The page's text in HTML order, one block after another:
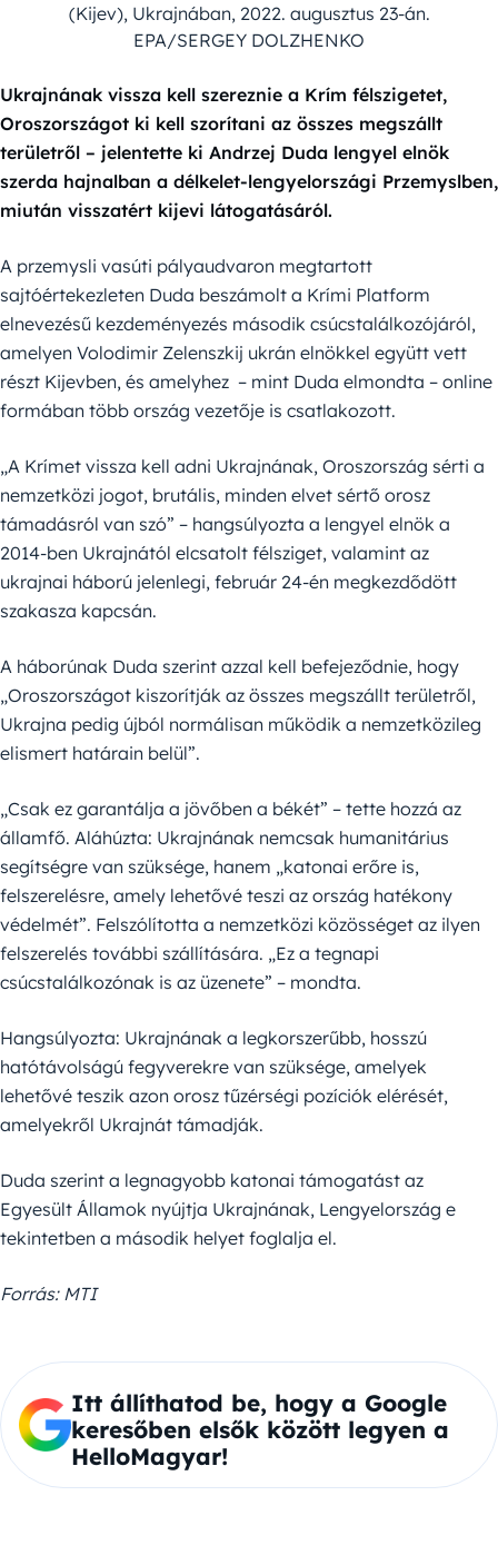
(Kijev), Ukrajnában, 2022. augusztus 23-án.
EPA/SERGEY DOLZHENKO
Ukrajnának vissza kell szereznie a Krím félszigetet,
Oroszországot ki kell szorítani az összes megszállt
területről – jelentette ki Andrzej Duda lengyel elnök
szerda hajnalban a délkelet-lengyelországi Przemyslben,
miután visszatért kijevi látogatásáról.
A przemysli vasúti pályaudvaron megtartott
sajtóértekezleten Duda beszámolt a Krími Platform
elnevezésű kezdeményezés második csúcstalálkozójáról,
amelyen Volodimir Zelenszkij ukrán elnökkel együtt vett
részt Kijevben, és amelyhez – mint Duda elmondta – online
formában több ország vezetője is csatlakozott.
„A Krímet vissza kell adni Ukrajnának, Oroszország sérti a
nemzetközi jogot, brutális, minden elvet sértő orosz
támadásról van szó” – hangsúlyozta a lengyel elnök a
2014-ben Ukrajnától elcsatolt félsziget, valamint az
ukrajnai háború jelenlegi, február 24-én megkezdődött
szakasza kapcsán.
A háborúnak Duda szerint azzal kell befejeződnie, hogy
„Oroszországot kiszorítják az összes megszállt területről,
Ukrajna pedig újból normálisan működik a nemzetközileg
elismert határain belül”.
„Csak ez garantálja a jövőben a békét” – tette hozzá az
államfő. Aláhúzta: Ukrajnának nemcsak humanitárius
segítségre van szüksége, hanem „katonai erőre is,
felszerelésre, amely lehetővé teszi az ország hatékony
védelmét”. Felszólította a nemzetközi közösséget az ilyen
felszerelés további szállítására. „Ez a tegnapi
csúcstalálkozónak is az üzenete” – mondta.
Hangsúlyozta: Ukrajnának a legkorszerűbb, hosszú
hatótávolságú fegyverekre van szüksége, amelyek
lehetővé teszik azon orosz tűzérségi pozíciók elérését,
amelyekről Ukrajnát támadják.
Duda szerint a legnagyobb katonai támogatást az
Egyesült Államok nyújtja Ukrajnának, Lengyelország e
tekintetben a második helyet foglalja el.
Forrás: MTI
Itt állíthatod be, hogy a Google
keresőben elsők között legyen a
HelloMagyar!